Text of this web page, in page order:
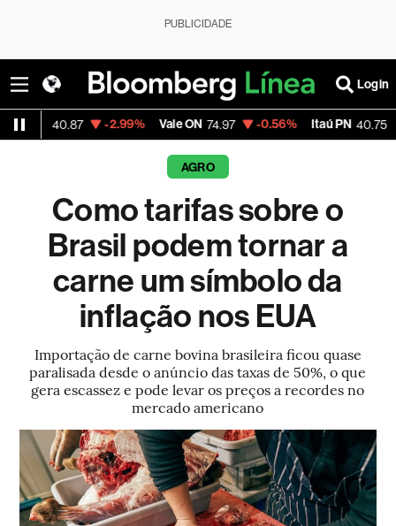
PUBLICIDADE
Login
-2.99% Vale ON 74.97 -0.56% Itaú PN 40.75 -2.58%
AGRO
Como tarifas sobre o
Brasil podem tornar a
carne um símbolo da
inflação nos EUA
Importação de carne bovina brasileira ficou quase
paralisada desde o anúncio das taxas de 50%, o que
gera escassez e pode levar os preços a recordes no
mercado americano